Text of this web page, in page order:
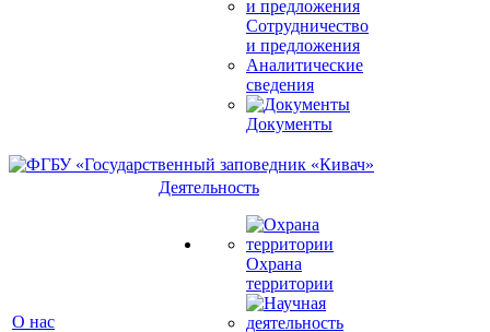
Сотрудничество
и предложения
Аналитические
сведения
Документы
О нас
Деятельность
Охрана
территории